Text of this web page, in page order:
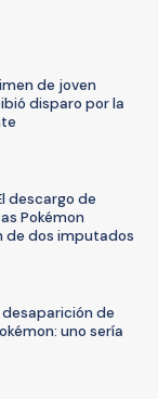
de joven
disparo por la
descargo de
Pokémon
de dos imputados
de
uno sería